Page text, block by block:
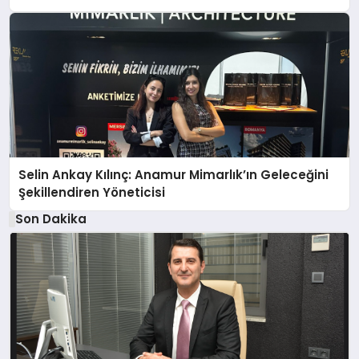
Selin Ankay Kılınç: Anamur Mimarlık’ın Geleceğini
Şekillendiren Yöneticisi
Son Dakika